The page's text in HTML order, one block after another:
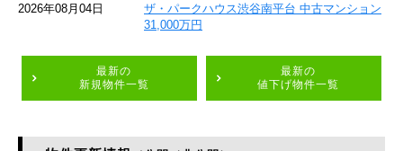
2026年08月04日
ザ・パークハウス渋谷南平台 中古マンション
31,000万円
最新の
新規物件一覧
最新の
値下げ物件一覧